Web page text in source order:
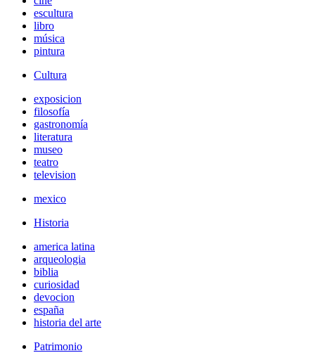
escultura
libro
música
pintura
Cultura
exposicion
filosofía
gastronomía
literatura
museo
teatro
television
mexico
Historia
america latina
arqueologia
biblia
curiosidad
devocion
españa
historia del arte
Patrimonio